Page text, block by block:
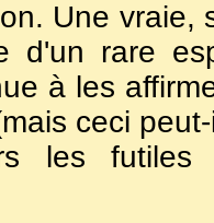
Une vraie,
d'un rare
à les
ceci
les